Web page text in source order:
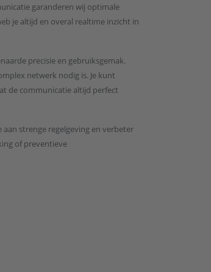
garanderen wij optimale
je altijd en overal realtime inzicht in
precisie en gebruiksgemak.
netwerk nodig is. Je kunt
de communicatie altijd perfect
strenge regelgeving en verbeter
of preventieve